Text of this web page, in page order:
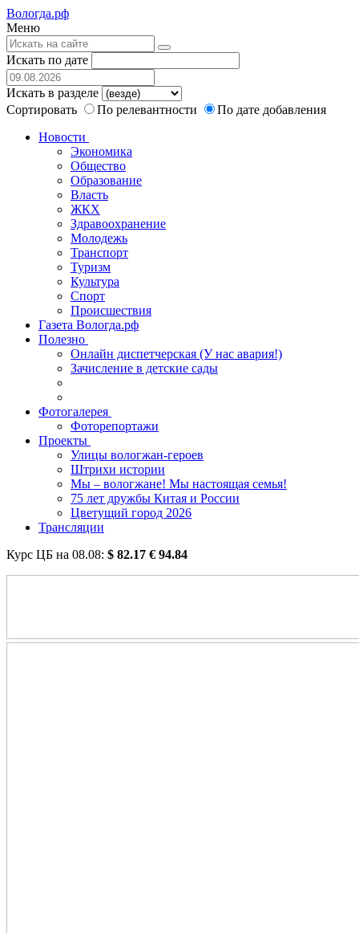
Вологда.рф
Меню
Искать по дате
Искать в разделе
Сортировать
По релевантности
По дате добавления
Новости
Экономика
Общество
Образование
Власть
ЖКХ
Здравоохранение
Молодежь
Транспорт
Туризм
Культура
Спорт
Происшествия
Газета Вологда.рф
Полезно
Онлайн диспетчерская (У нас авария!)
Зачисление в детские сады
Фотогалерея
Фоторепортажи
Проекты
Улицы вологжан-героев
Штрихи истории
Мы – вологжане! Мы настоящая семья!
75 лет дружбы Китая и России
Цветущий город 2026
Трансляции
Курс ЦБ на 08.08: $ 82.17 € 94.84